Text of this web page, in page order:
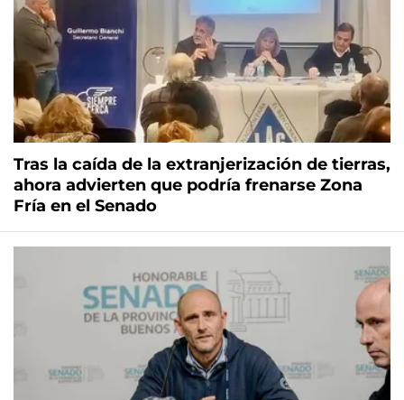
Tras la caída de la extranjerización de tierras,
ahora advierten que podría frenarse Zona
Fría en el Senado